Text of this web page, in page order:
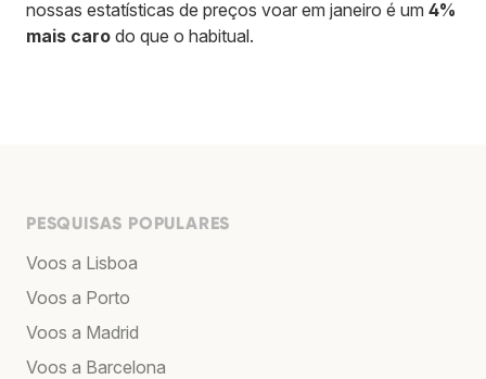
nossas estatísticas de preços voar em janeiro é um 4%
mais caro do que o habitual.
PESQUISAS POPULARES
Voos a Lisboa
Voos a Porto
Voos a Madrid
Voos a Barcelona